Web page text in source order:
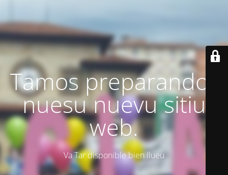
Tamos preparando'l
nuesu nuevu sitiu
web.
Va Tar disponible bien llueu